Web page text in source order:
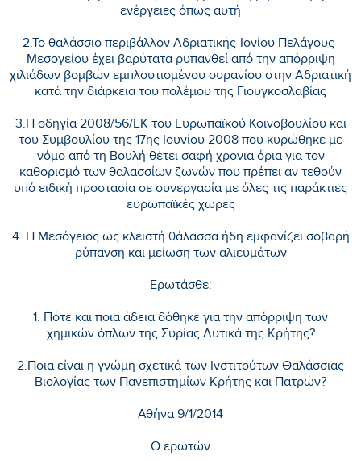
ενέργειες όπως αυτή
2.Το θαλάσσιο περιβάλλον Αδριατικής-Ιονίου Πελάγους-
Μεσογείου έχει βαρύτατα ρυπανθεί από την απόρριψη
χιλιάδων βομβών εμπλουτισμένου ουρανίου στην Αδριατική
κατά την διάρκεια του πολέμου της Γιουγκοσλαβίας
3.Η οδηγία 2008/56/ΕΚ του Ευρωπαϊκού Κοινοβουλίου και
του Συμβουλίου της 17ης Ιουνίου 2008 που κυρώθηκε με
νόμο από τη Βουλή θέτει σαφή χρονια όρια για τον
καθορισμό των θαλασσίων ζωνών που πρέπει αν τεθούν
υπό ειδική προστασία σε συνεργασία με όλες τις παράκτιες
ευρωπαϊκές χώρες
4. Η Μεσόγειος ως κλειστή θάλασσα ήδη εμφανίζει σοβαρή
ρύπανση και μείωση των αλιευμάτων
Ερωτάσθε:
1. Πότε και ποια άδεια δόθηκε για την απόρριψη των
χημικών όπλων της Συρίας Δυτικά της Κρήτης?
2.Ποια είναι η γνώμη σχετικά των Ινστιτούτων Θαλάσσιας
Βιολογίας των Πανεπιστημίων Κρήτης και Πατρών?
Αθήνα 9/1/2014
Ο ερωτών